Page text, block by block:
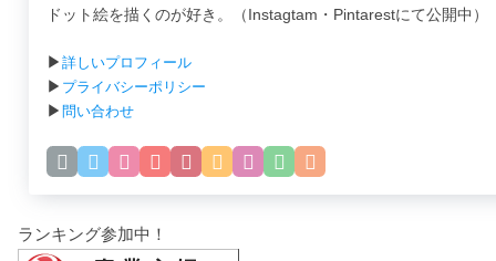
ドット絵を描くのが好き。（Instagtam・Pintarestにて公開中）
▶ 詳しいプロフィール
▶ プライバシーポリシー
▶ 問い合わせ
ランキング参加中！